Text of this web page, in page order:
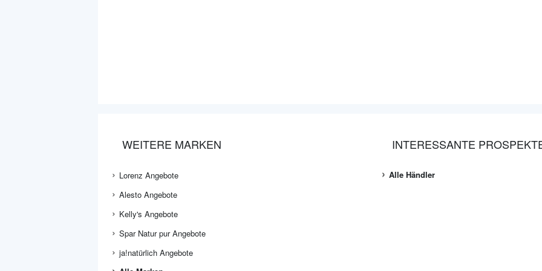
WEITERE MARKEN
Lorenz Angebote
Alesto Angebote
Kelly's Angebote
Spar Natur pur Angebote
ja!natürlich Angebote
INTERESSANTE
Alle Händler